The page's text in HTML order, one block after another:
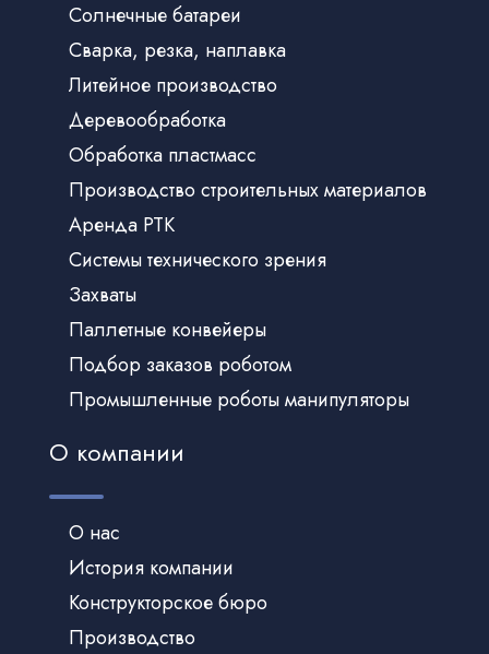
Солнечные батареи
Сварка, резка, наплавка
Литейное производство
Деревообработка
Обработка пластмасс
Производство строительных материалов
Аренда РТК
Системы технического зрения
Захваты
Паллетные конвейеры
Подбор заказов роботом
Промышленные роботы манипуляторы
О компании
О нас
История компании
Конструкторское бюро
Производство